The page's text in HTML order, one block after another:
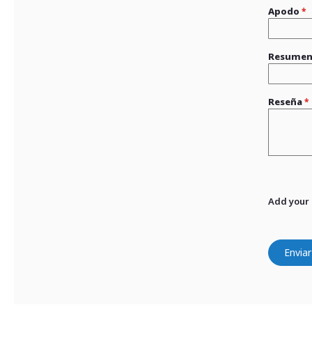
Apodo
Resumen
Reseña
Add your